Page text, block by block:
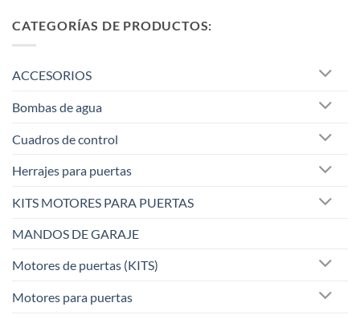
CATEGORÍAS DE PRODUCTOS:
ACCESORIOS
Bombas de agua
Cuadros de control
Herrajes para puertas
KITS MOTORES PARA PUERTAS
MANDOS DE GARAJE
Motores de puertas (KITS)
Motores para puertas